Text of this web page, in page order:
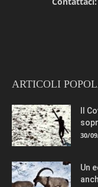
ARTICOLI
Il
30/
Un